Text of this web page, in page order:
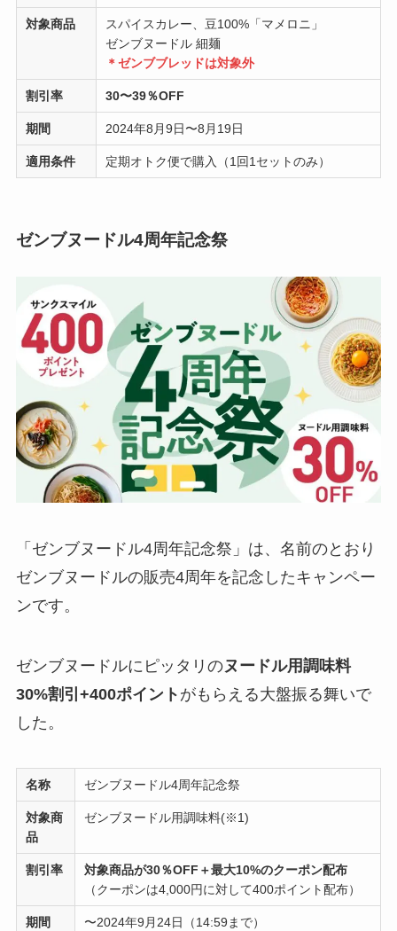
対象商品
スパイスカレー、豆100%「マメロニ」
ゼンブヌードル 細麺
＊ゼンブブレッドは対象外
割引率 30〜39％OFF
期間 2024年8月9日〜8月19日
適用条件 定期オトク便で購入（1回1セットのみ）
ゼンブヌードル4周年記念祭
「ゼンブヌードル4周年記念祭」は、名前のとおり
ゼンブヌードルの販売4周年を記念したキャンペー
ンです。
ゼンブヌードルにピッタリのヌードル用調味料
30%割引+400ポイント がもらえる大盤振る舞いで
した。
名称 ゼンブヌードル4周年記念祭
対象商
品
ゼンブヌードル用調味料(※1)
割引率
対象商品が30％OFF＋最大10%のクーポン配布
（クーポンは4,000円に対して400ポイント配布）
期間 〜2024年9月24日（14:59まで）